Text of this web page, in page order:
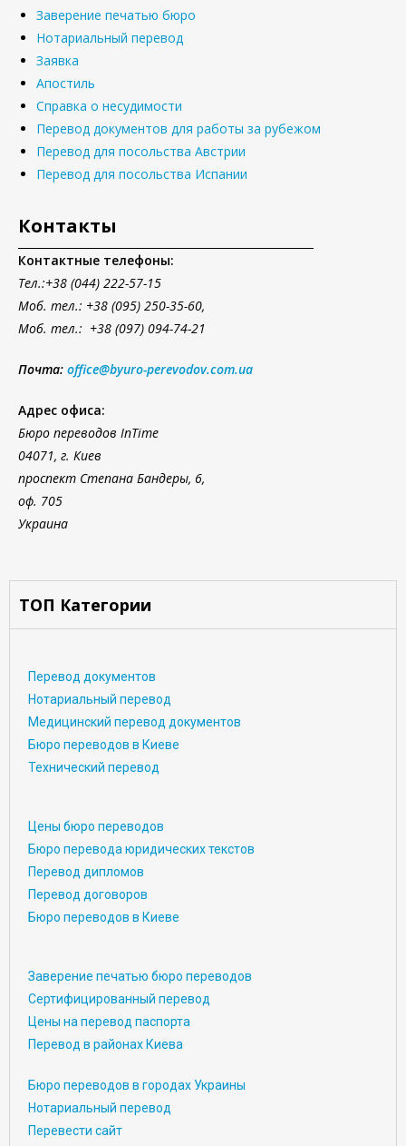
Заверение печатью бюро
Нотариальный перевод
Заявка
Апостиль
Справка о несудимости
Перевод документов для работы за рубежом
Перевод для посольства Австрии
Перевод для посольства Испании
Контакты
Контактные телефоны:
Тел.:+38 (044) 222-57-15
Моб. тел.: +38 (095) 250-35-60,
Моб. тел.: +38 (097) 094-74-21
Почта: office@byuro-perevodov.com.ua
Адрес офиса:
Бюро переводов InTime
04071, г. Киев
проспект Степана Бандеры, 6,
оф. 705
Украина
ТОП Категории
Перевод документов
Нотариальный перевод
Медицинский перевод документов
Бюро переводов в Киеве
Технический перевод
Цены бюро переводов
Бюро перевода юридических текстов
Перевод дипломов
Перевод договоров
Бюро переводов в Киеве
Заверение печатью бюро переводов
Сертифицированный перевод
Цены на перевод паспорта
Перевод в районах Киева
Бюро переводов в городах Украины
Нотариальный перевод
Перевести сайт